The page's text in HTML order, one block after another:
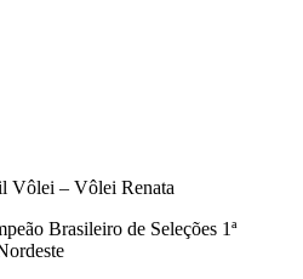
Vôlei – Vôlei Renata
Brasileiro de Seleções 1ª